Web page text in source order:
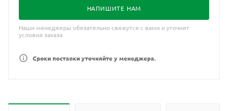
НАПИШИТЕ НАМ
Наши менеджеры обязательно свяжутся с вами и уточнят
условия заказа
Сроки поставки уточняйте у менеджера.